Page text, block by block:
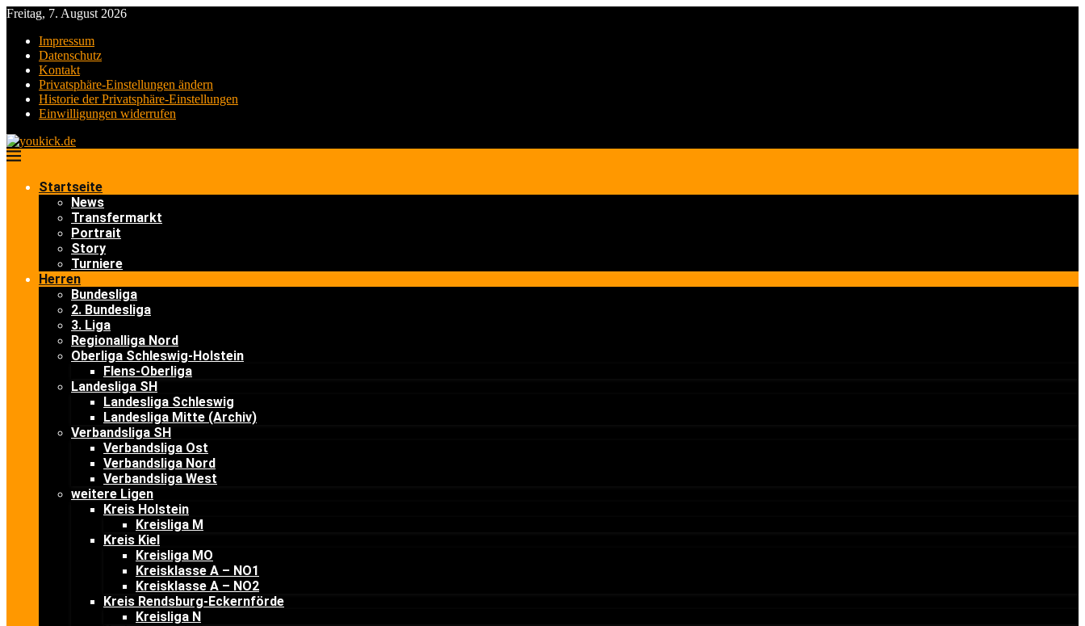
Freitag, 7. August 2026
Impressum
Datenschutz
Kontakt
Privatsphäre-Einstellungen ändern
Historie der Privatsphäre-Einstellungen
Einwilligungen widerrufen
Startseite
News
Transfermarkt
Portrait
Story
Turniere
Herren
Bundesliga
2. Bundesliga
3. Liga
Regionalliga Nord
Oberliga Schleswig-Holstein
Flens-Oberliga
Landesliga SH
Landesliga Schleswig
Landesliga Mitte (Archiv)
Verbandsliga SH
Verbandsliga Ost
Verbandsliga Nord
Verbandsliga West
weitere Ligen
Kreis Holstein
Kreisliga M
Kreis Kiel
Kreisliga MO
Kreisklasse A – NO1
Kreisklasse A – NO2
Kreis Rendsburg-Eckernförde
Kreisliga N